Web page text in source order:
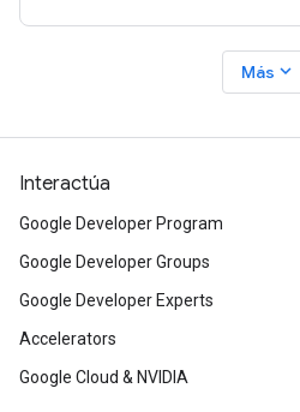
Más expand_more
Interactúa
Google Developer Program
Google Developer Groups
Google Developer Experts
Accelerators
Google Cloud & NVIDIA